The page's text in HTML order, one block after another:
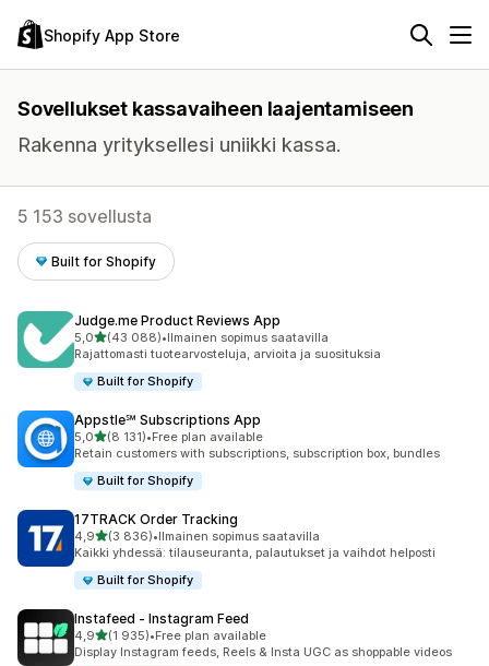
Shopify App Store
Sovellukset kassavaiheen laajentamiseen
Rakenna yrityksellesi uniikki kassa.
5 153 sovellusta
Built for Shopify
Judge.me Product Reviews App
5,0/ 5 tähteä
(43 088)
43088 arvostelua yhteensä
•Ilmainen sopimus saatavilla
Rajattomasti tuotearvosteluja, arvioita ja suosituksia
Built for Shopify
Appstle℠ Subscriptions App
5,0/ 5 tähteä
(8 131)
8131 arvostelua yhteensä
•Free plan available
Retain customers with subscriptions, subscription box, bundles
Built for Shopify
17TRACK Order Tracking
4,9/ 5 tähteä
(3 836)
3836 arvostelua yhteensä
•Ilmainen sopimus saatavilla
Kaikki yhdessä: tilauseuranta, palautukset ja vaihdot helposti
Built for Shopify
Instafeed ‑ Instagram Feed
4,9/ 5 tähteä
(1 935)
1935 arvostelua yhteensä
•Free plan available
Display Instagram feeds, Reels & Insta UGC as shoppable videos